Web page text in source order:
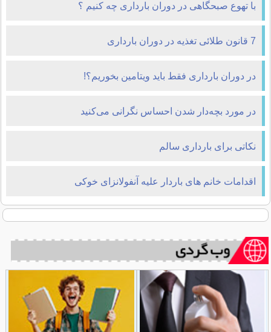
با تهوع صبحگاهی در دوران بارداری چه کنیم ؟
7 قانون طلائی تغذیه در دوران بارداری
در دوران بارداری فقط باید ویتامین بخوریم؟!
در مورد بچه‌دار شدن احساس نگرانی می‌کنید
نکاتی برای بارداری سالم
اقدامات خانم های باردار علیه آنفولانزای خوکی